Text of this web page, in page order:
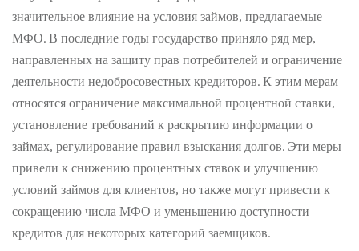
значительное влияние на условия займов, предлагаемые
МФО. В последние годы государство приняло ряд мер,
направленных на защиту прав потребителей и ограничение
деятельности недобросовестных кредиторов. К этим мерам
относятся ограничение максимальной процентной ставки,
установление требований к раскрытию информации о
займах, регулирование правил взыскания долгов. Эти меры
привели к снижению процентных ставок и улучшению
условий займов для клиентов, но также могут привести к
сокращению числа МФО и уменьшению доступности
кредитов для некоторых категорий заемщиков.